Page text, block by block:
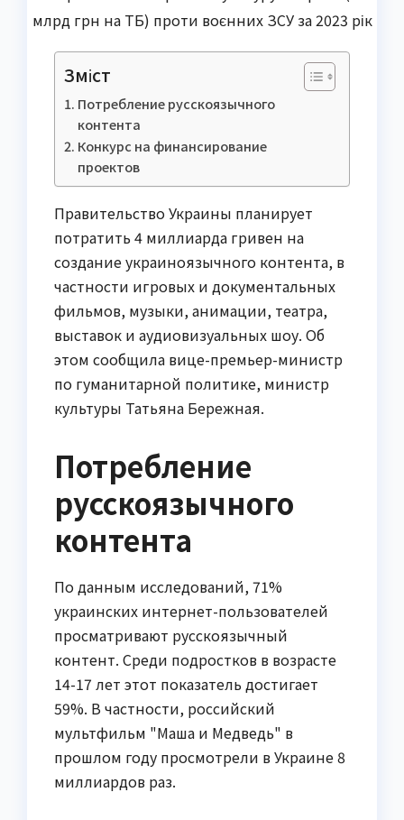
млрд грн на ТБ) проти воєнних ЗСУ за 2023 рік
Зміст
Потребление русскоязычного
контента
Конкурс на финансирование
проектов
Правительство Украины планирует
потратить 4 миллиарда гривен на
создание украиноязычного контента, в
частности игровых и документальных
фильмов, музыки, анимации, театра,
выставок и аудиовизуальных шоу. Об
этом сообщила вице-премьер-министр
по гуманитарной политике, министр
культуры Татьяна Бережная.
Потребление
русскоязычного
контента
По данным исследований, 71%
украинских интернет-пользователей
просматривают русскоязычный
контент. Среди подростков в возрасте
14-17 лет этот показатель достигает
59%. В частности, российский
мультфильм "Маша и Медведь" в
прошлом году просмотрели в Украине 8
миллиардов раз.